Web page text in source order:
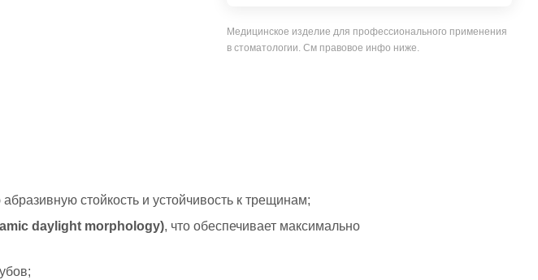
Медицинское изделие для профессионального применения
в стоматологии. См правовое инфо ниже.
стойкость и устойчивость к трещинам;
daylight morphology), что обеспечивает максимально